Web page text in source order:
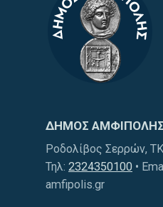
ΔΗΜΟΣ ΑΜΦΙΠΟΛΗΣ
Ροδολίβος Σερρών,
Τηλ: 2324350100 •
amfipolis.gr